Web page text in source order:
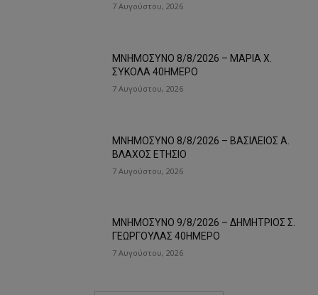
7 Αυγούστου, 2026
ΜΝΗΜΟΣΥΝΟ 8/8/2026 – ΜΑΡΙΑ Χ.
ΣΥΚΟΛΑ 40ΗΜΕΡΟ
7 Αυγούστου, 2026
ΜΝΗΜΟΣΥΝΟ 8/8/2026 – ΒΑΣΙΛΕΙΟΣ Α.
ΒΛΑΧΟΣ ΕΤΗΣΙΟ
7 Αυγούστου, 2026
ΜΝΗΜΟΣΥΝΟ 9/8/2026 – ΔΗΜΗΤΡΙΟΣ Σ.
ΓΕΩΡΓΟΥΛΑΣ 40ΗΜΕΡΟ
7 Αυγούστου, 2026